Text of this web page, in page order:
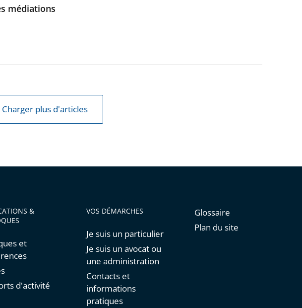
médiations
Charger plus d'articles
&
et
d'activité
VOS DÉMARCHES
Je suis un particulier
Je suis un avocat ou
une administration
Contacts et
informations
pratiques
Glossaire
Plan du site